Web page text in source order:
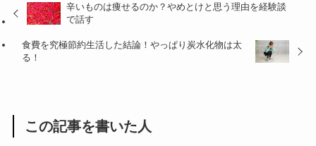
辛いものは痩せるのか？やめとけと思う理由を経験談
で話す
食費を究極節約生活した結論！やっぱり炭水化物は太
る！
この記事を書いた人